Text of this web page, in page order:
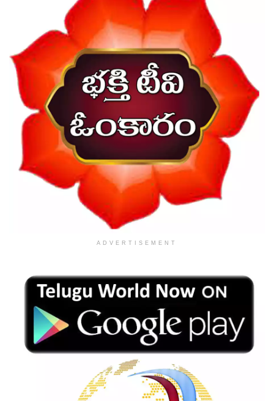
ADVERTISEMENT